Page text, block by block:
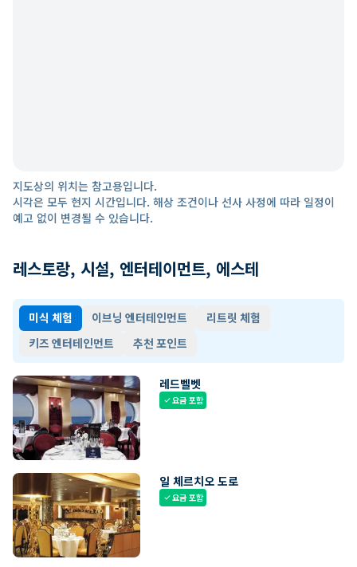
지도상의 위치는 참고용입니다.
시각은 모두 현지 시간입니다. 해상 조건이나 선사 사정에 따라 일정이
예고 없이 변경될 수 있습니다.
레스토랑, 시설, 엔터테이먼트, 에스테
미식 체험 이브닝 엔터테인먼트
리트릿 체험
키즈 엔터테인먼트
추천 포인트
레드벨벳
check요금 포함
일 체르치오 도로
check요금 포함